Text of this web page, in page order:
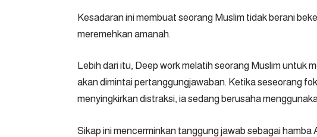
Kesadaran ini membuat seorang Muslim tidak berani
meremehkan amanah.
Lebih dari itu, Deep work melatih seorang Muslim untuk
akan dimintai pertanggungjawaban. Ketika seseorang
menyingkirkan distraksi, ia sedang berusaha
Sikap ini mencerminkan tanggung jawab sebagai